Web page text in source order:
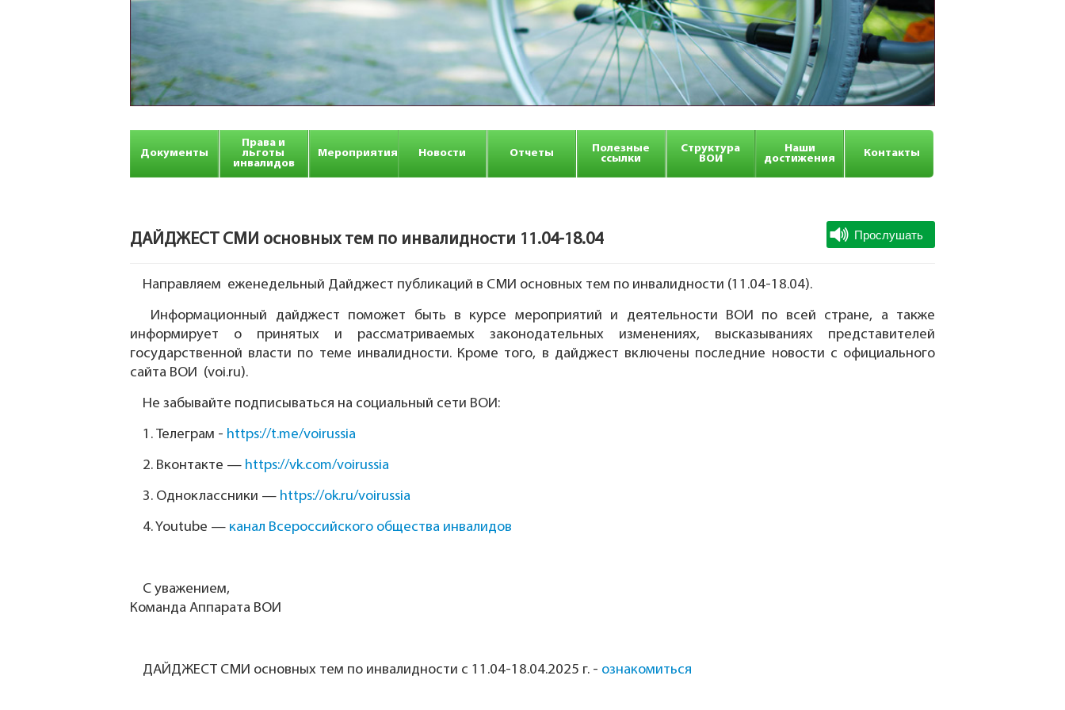
Документы
Права и
льготы
инвалидов
Мероприятия Новости Отчеты
Полезные
ссылки
Структура
ВОИ
Наши
достижения
Контакты
ДАЙДЖЕСТ СМИ основных тем по инвалидности 11.04-18.04
Направляем еженедельный Дайджест публикаций в СМИ основных тем по инвалидности (11.04-18.04).
Информационный дайджест поможет быть в курсе мероприятий и деятельности ВОИ по всей стране, а также
информирует о принятых и рассматриваемых законодательных изменениях, высказываниях представителей
государственной власти по теме инвалидности. Кроме того, в дайджест включены последние новости с официального
сайта ВОИ (voi.ru).
Не забывайте подписываться на социальный сети ВОИ:
1. Телеграм - https://t.me/voirussia
2. Вконтакте — https://vk.com/voirussia
3. Одноклассники — https://ok.ru/voirussia
4.Youtube — канал Всероссийского общества инвалидов
С уважением,
Команда Аппарата ВОИ
ДАЙДЖЕСТ СМИ основных тем по инвалидности с 11.04-18.04.2025 г. - ознакомиться